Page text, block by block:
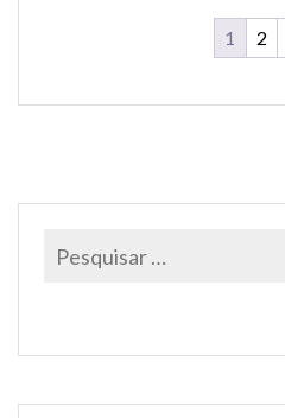
1 2